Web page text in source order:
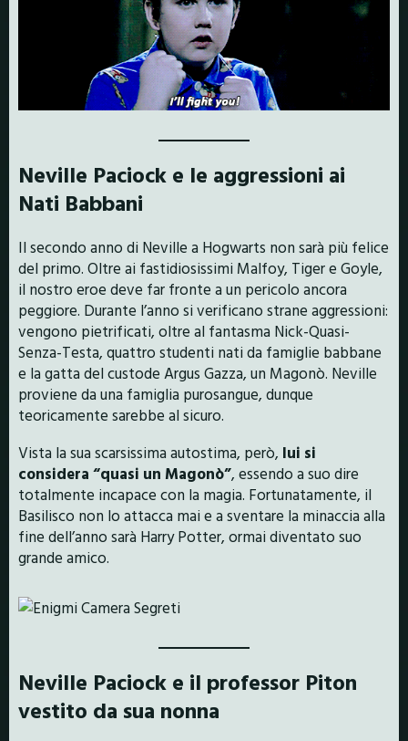
Neville Paciock e le aggressioni ai
Nati Babbani
Il secondo anno di Neville a Hogwarts non sarà più felice
del primo. Oltre ai fastidiosissimi Malfoy, Tiger e Goyle,
il nostro eroe deve far fronte a un pericolo ancora
peggiore. Durante l’anno si verificano strane aggressioni:
vengono pietrificati, oltre al fantasma Nick-Quasi-
Senza-Testa, quattro studenti nati da famiglie babbane
e la gatta del custode Argus Gazza, un Magonò. Neville
proviene da una famiglia purosangue, dunque
teoricamente sarebbe al sicuro.
Vista la sua scarsissima autostima, però, lui si
considera “quasi un Magonò”, essendo a suo dire
totalmente incapace con la magia. Fortunatamente, il
Basilisco non lo attacca mai e a sventare la minaccia alla
fine dell’anno sarà Harry Potter, ormai diventato suo
grande amico.
Neville Paciock e il professor Piton
vestito da sua nonna